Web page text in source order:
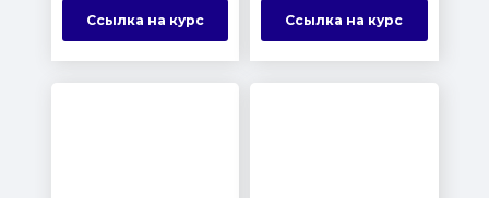
Ссылка на курс Ссылка на курс